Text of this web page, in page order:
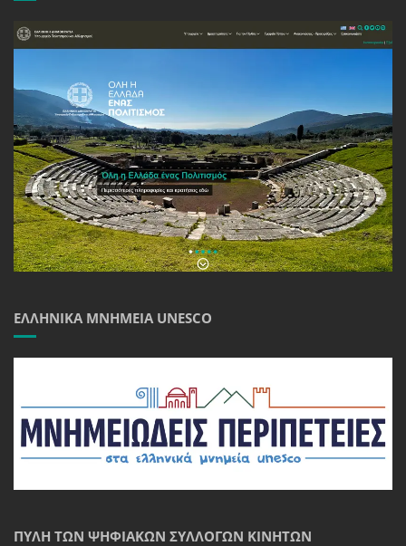
ΕΛΛΗΝΙΚΆ ΜΝΗΜΕΊΑ UNESCO
ΠΎΛΗ ΤΩΝ ΨΗΦΙΑΚΏΝ ΣΥΛΛΟΓΏΝ ΚΙΝΗΤΏΝ